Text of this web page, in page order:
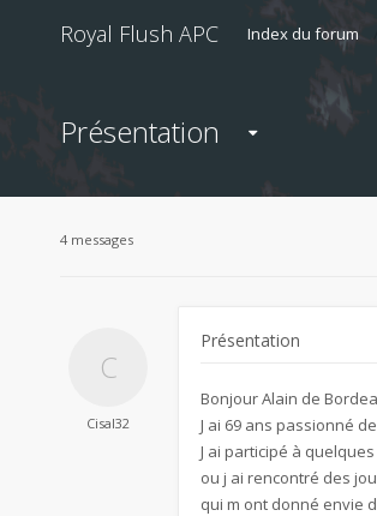
Royal Flush APC Index du forum
Présentation
4 messages
Cisal32
Présentation
Bonjour Alain de
J ai 69 ans passionné
J ai participé à
ou j ai rencontré des
qui m ont donné envie